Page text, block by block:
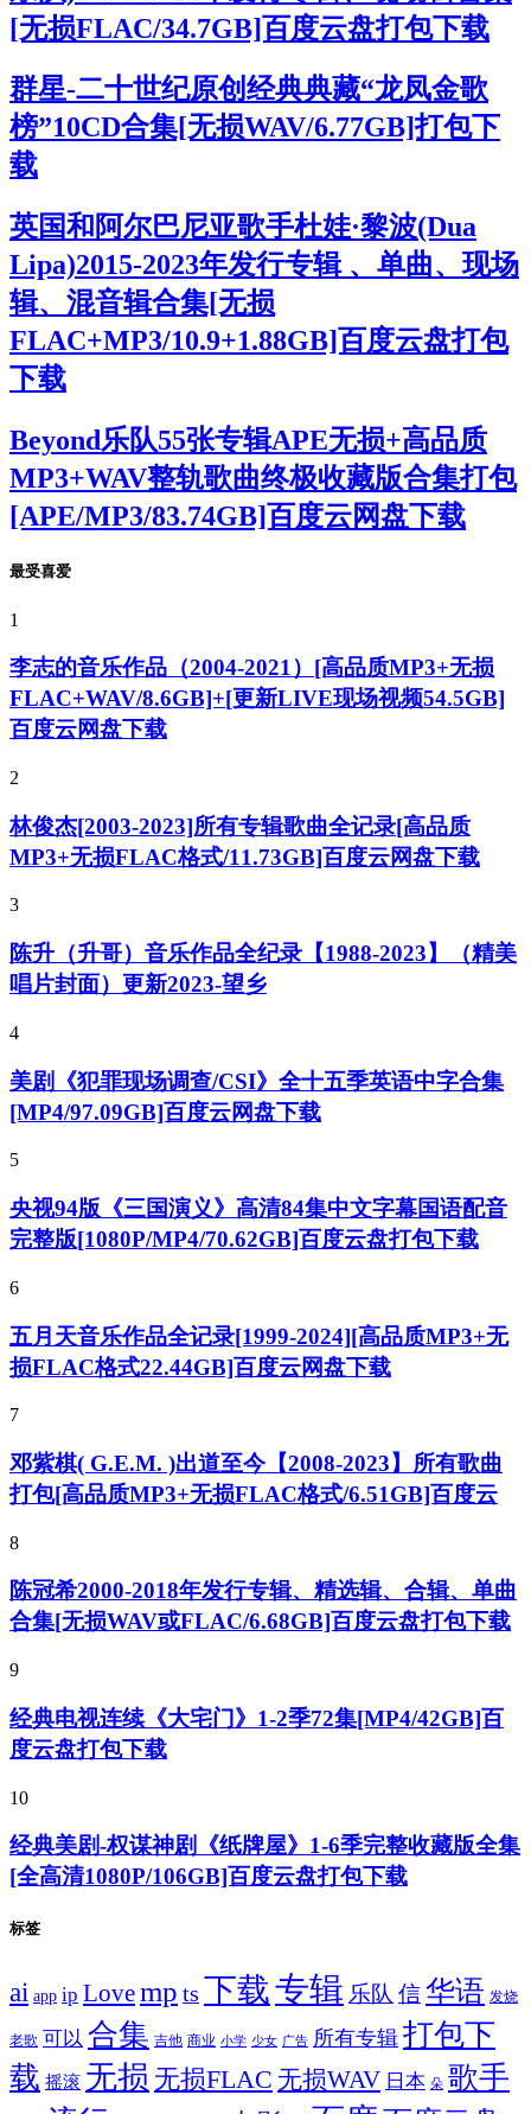
[无损FLAC/34.7GB]百度云盘打包下载
群星-二十世纪原创经典典藏“龙凤金歌
榜”10CD合集[无损WAV/6.77GB]打包下
载
英国和阿尔巴尼亚歌手杜娃·黎波(Dua
Lipa)2015-2023年发行专辑 、单曲、现场
辑、混音辑合集[无损
FLAC+MP3/10.9+1.88GB]百度云盘打包
下载
Beyond乐队55张专辑APE无损+高品质
MP3+WAV整轨歌曲终极收藏版合集打包
[APE/MP3/83.74GB]百度云网盘下载
最受喜爱
1
李志的音乐作品（2004-2021）[高品质MP3+无损
FLAC+WAV/8.6GB]+[更新LIVE现场视频54.5GB]
百度云网盘下载
2
林俊杰[2003-2023]所有专辑歌曲全记录[高品质
MP3+无损FLAC格式/11.73GB]百度云网盘下载
3
陈升（升哥）音乐作品全纪录【1988-2023】（精美
唱片封面）更新2023-望乡
4
美剧《犯罪现场调查/CSI》全十五季英语中字合集
[MP4/97.09GB]百度云网盘下载
5
央视94版《三国演义》高清84集中文字幕国语配音
完整版[1080P/MP4/70.62GB]百度云盘打包下载
6
五月天音乐作品全记录[1999-2024][高品质MP3+无
损FLAC格式22.44GB]百度云网盘下载
7
邓紫棋( G.E.M. )出道至今【2008-2023】所有歌曲
打包[高品质MP3+无损FLAC格式/6.51GB]百度云
8
陈冠希2000-2018年发行专辑、精选辑、合辑、单曲
合集[无损WAV或FLAC/6.68GB]百度云盘打包下载
9
经典电视连续《大宅门》1-2季72集[MP4/42GB]百
度云盘打包下载
10
经典美剧-权谋神剧《纸牌屋》1-6季完整收藏版全集
[全高清1080P/106GB]百度云盘打包下载
标签
ai app ip Lovemp ts 下载专辑 乐队 信华语 发烧
老歌 可以 合集 吉他 商业 小学 少女 广告 所有专辑 打包下
载 摇滚 无损 无损FLAC 无损WAV 日本 朵 歌手